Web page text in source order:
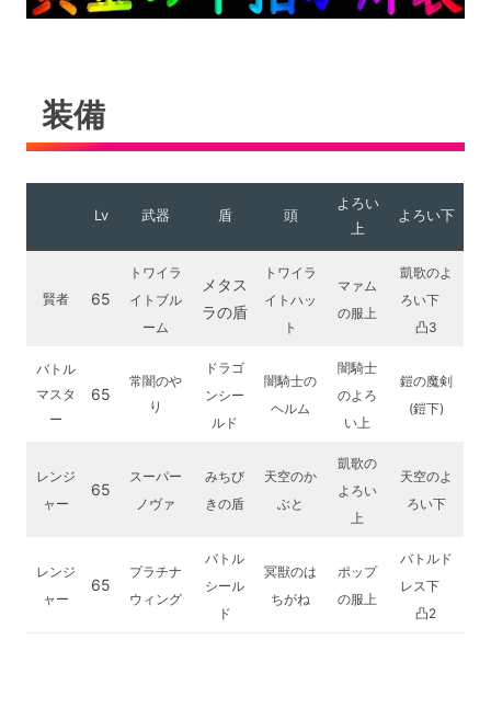
装備
Lv 武器 盾 頭
よろい
上
よろい下
賢者 65
トワイラ
イトブル
ーム
メタス
ラの盾
トワイラ
イトハッ
ト
マァム
の服上
凱歌のよ
ろい下
凸3
バトル
マスタ
ー
65
常闇のや
り
ドラゴ
ンシー
ルド
闇騎士の
ヘルム
闇騎士
のよろ
い上
鎧の魔剣
(鎧下)
レンジ
ャー
65
スーパー
ノヴァ
みちび
きの盾
天空のか
ぶと
凱歌の
よろい
上
天空のよ
ろい下
レンジ
ャー
65
プラチナ
ウィング
バトル
シール
ド
冥獣のは
ちがね
ポップ
の服上
バトルド
レス下
凸2